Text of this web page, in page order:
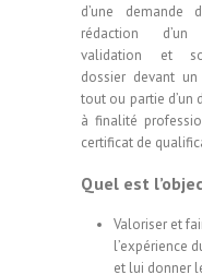
d’une demande
rédaction
validation et
dossier devant un
tout ou partie d’un
à finalité
certificat de
Quel est
Valoriser et
l’expérience
et lui donner